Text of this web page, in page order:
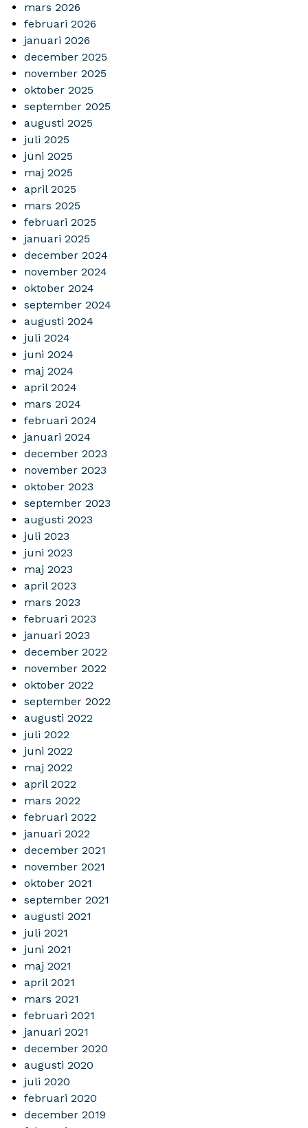
mars 2026
februari 2026
januari 2026
december 2025
november 2025
oktober 2025
september 2025
augusti 2025
juli 2025
juni 2025
maj 2025
april 2025
mars 2025
februari 2025
januari 2025
december 2024
november 2024
oktober 2024
september 2024
augusti 2024
juli 2024
juni 2024
maj 2024
april 2024
mars 2024
februari 2024
januari 2024
december 2023
november 2023
oktober 2023
september 2023
augusti 2023
juli 2023
juni 2023
maj 2023
april 2023
mars 2023
februari 2023
januari 2023
december 2022
november 2022
oktober 2022
september 2022
augusti 2022
juli 2022
juni 2022
maj 2022
april 2022
mars 2022
februari 2022
januari 2022
december 2021
november 2021
oktober 2021
september 2021
augusti 2021
juli 2021
juni 2021
maj 2021
april 2021
mars 2021
februari 2021
januari 2021
december 2020
augusti 2020
juli 2020
februari 2020
december 2019